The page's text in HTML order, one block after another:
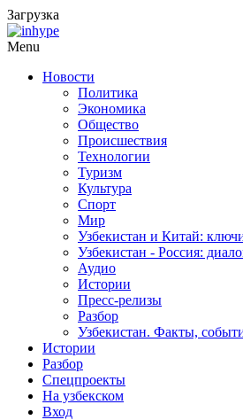
Загрузка
Menu
Новости
Политика
Экономика
Общество
Происшествия
Технологии
Туризм
Культура
Спорт
Мир
Узбекистан и Китай:
Узбекистан - Россия:
Аудио
Истории
Пресс-релизы
Разбор
Узбекистан. Факты,
Истории
Разбор
Спецпроекты
На узбекском
Вход